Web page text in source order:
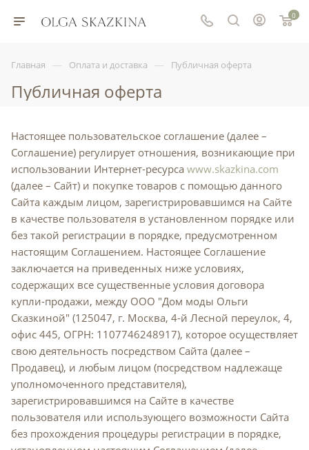
0
Главная — Оплата и доставка — Публичная оферта
Публичная оферта
Настоящее пользовательское соглашение (далее –
Соглашение) регулирует отношения, возникающие при
использовании Интернет-ресурса www.skazkina.com
(далее – Сайт) и покупке товаров с помощью данного
Сайта каждым лицом, зарегистрировавшимся на Сайте
в качестве пользователя в установленном порядке или
без такой регистрации в порядке, предусмотренном
настоящим Соглашением. Настоящее Соглашение
заключается на приведенных ниже условиях,
содержащих все существенные условия договора
купли-продажи, между ООО "Дом моды Ольги
Сказкиной" (125047, г. Москва, 4-й Лесной переулок, 4,
офис 445, ОГРН: 1107746248917), которое осуществляет
свою деятельность посредством Сайта (далее –
Продавец), и любым лицом (посредством надлежаще
уполномоченного представителя),
зарегистрировавшимся на Сайте в качестве
пользователя или использующего возможности Сайта
без прохождения процедуры регистрации в порядке,